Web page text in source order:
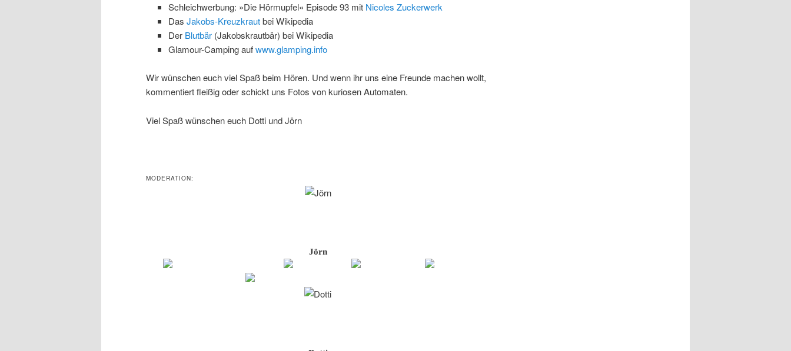
Schleichwerbung: »Die Hörmupfel« Episode 93 mit Nicoles Zuckerwerk
Das Jakobs-Kreuzkrautbei Wikipedia
Der Blutbär(Jakobskrautbär) bei Wikipedia
Glamour-Camping aufwww.glamping.info
Wir wünschen euch viel Spaß beim Hören. Und wenn ihr uns eine Freunde machen wollt,
kommentiert fleißig oder schickt uns Fotos von kuriosen Automaten.
Viel Spaß wünschen euch Dotti und Jörn
MODERATION:
Jörn